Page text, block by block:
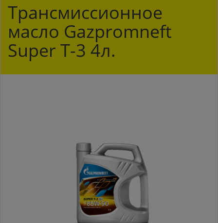
Трансмиссионное
масло Gazpromneft
Super T-3 4л.